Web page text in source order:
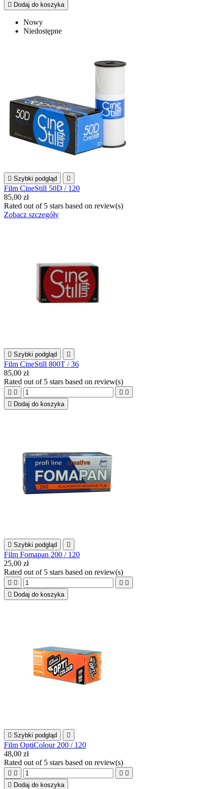
 Dodaj do koszyka
Nowy
Niedostępne
 Szybki podgląd 
Film CineStill 50D / 120
85,00 zł
Rated out of 5 stars based on review(s)
Zobacz szczegóły
 Szybki podgląd 
Film CineStill 800T / 36
85,00 zł
Rated out of 5 stars based on review(s)
   
 Dodaj do koszyka
 Szybki podgląd 
Film Fomapan 200 / 120
25,00 zł
Rated out of 5 stars based on review(s)
   
 Dodaj do koszyka
 Szybki podgląd 
Film OptiColour 200 / 120
48,00 zł
Rated out of 5 stars based on review(s)
   
 Dodaj do koszyka